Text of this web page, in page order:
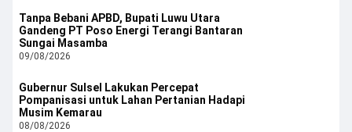
Tanpa Bebani APBD, Bupati Luwu Utara
Gandeng PT Poso Energi Terangi Bantaran
Sungai Masamba
09/08/2026
Gubernur Sulsel Lakukan Percepat
Pompanisasi untuk Lahan Pertanian Hadapi
Musim Kemarau
08/08/2026